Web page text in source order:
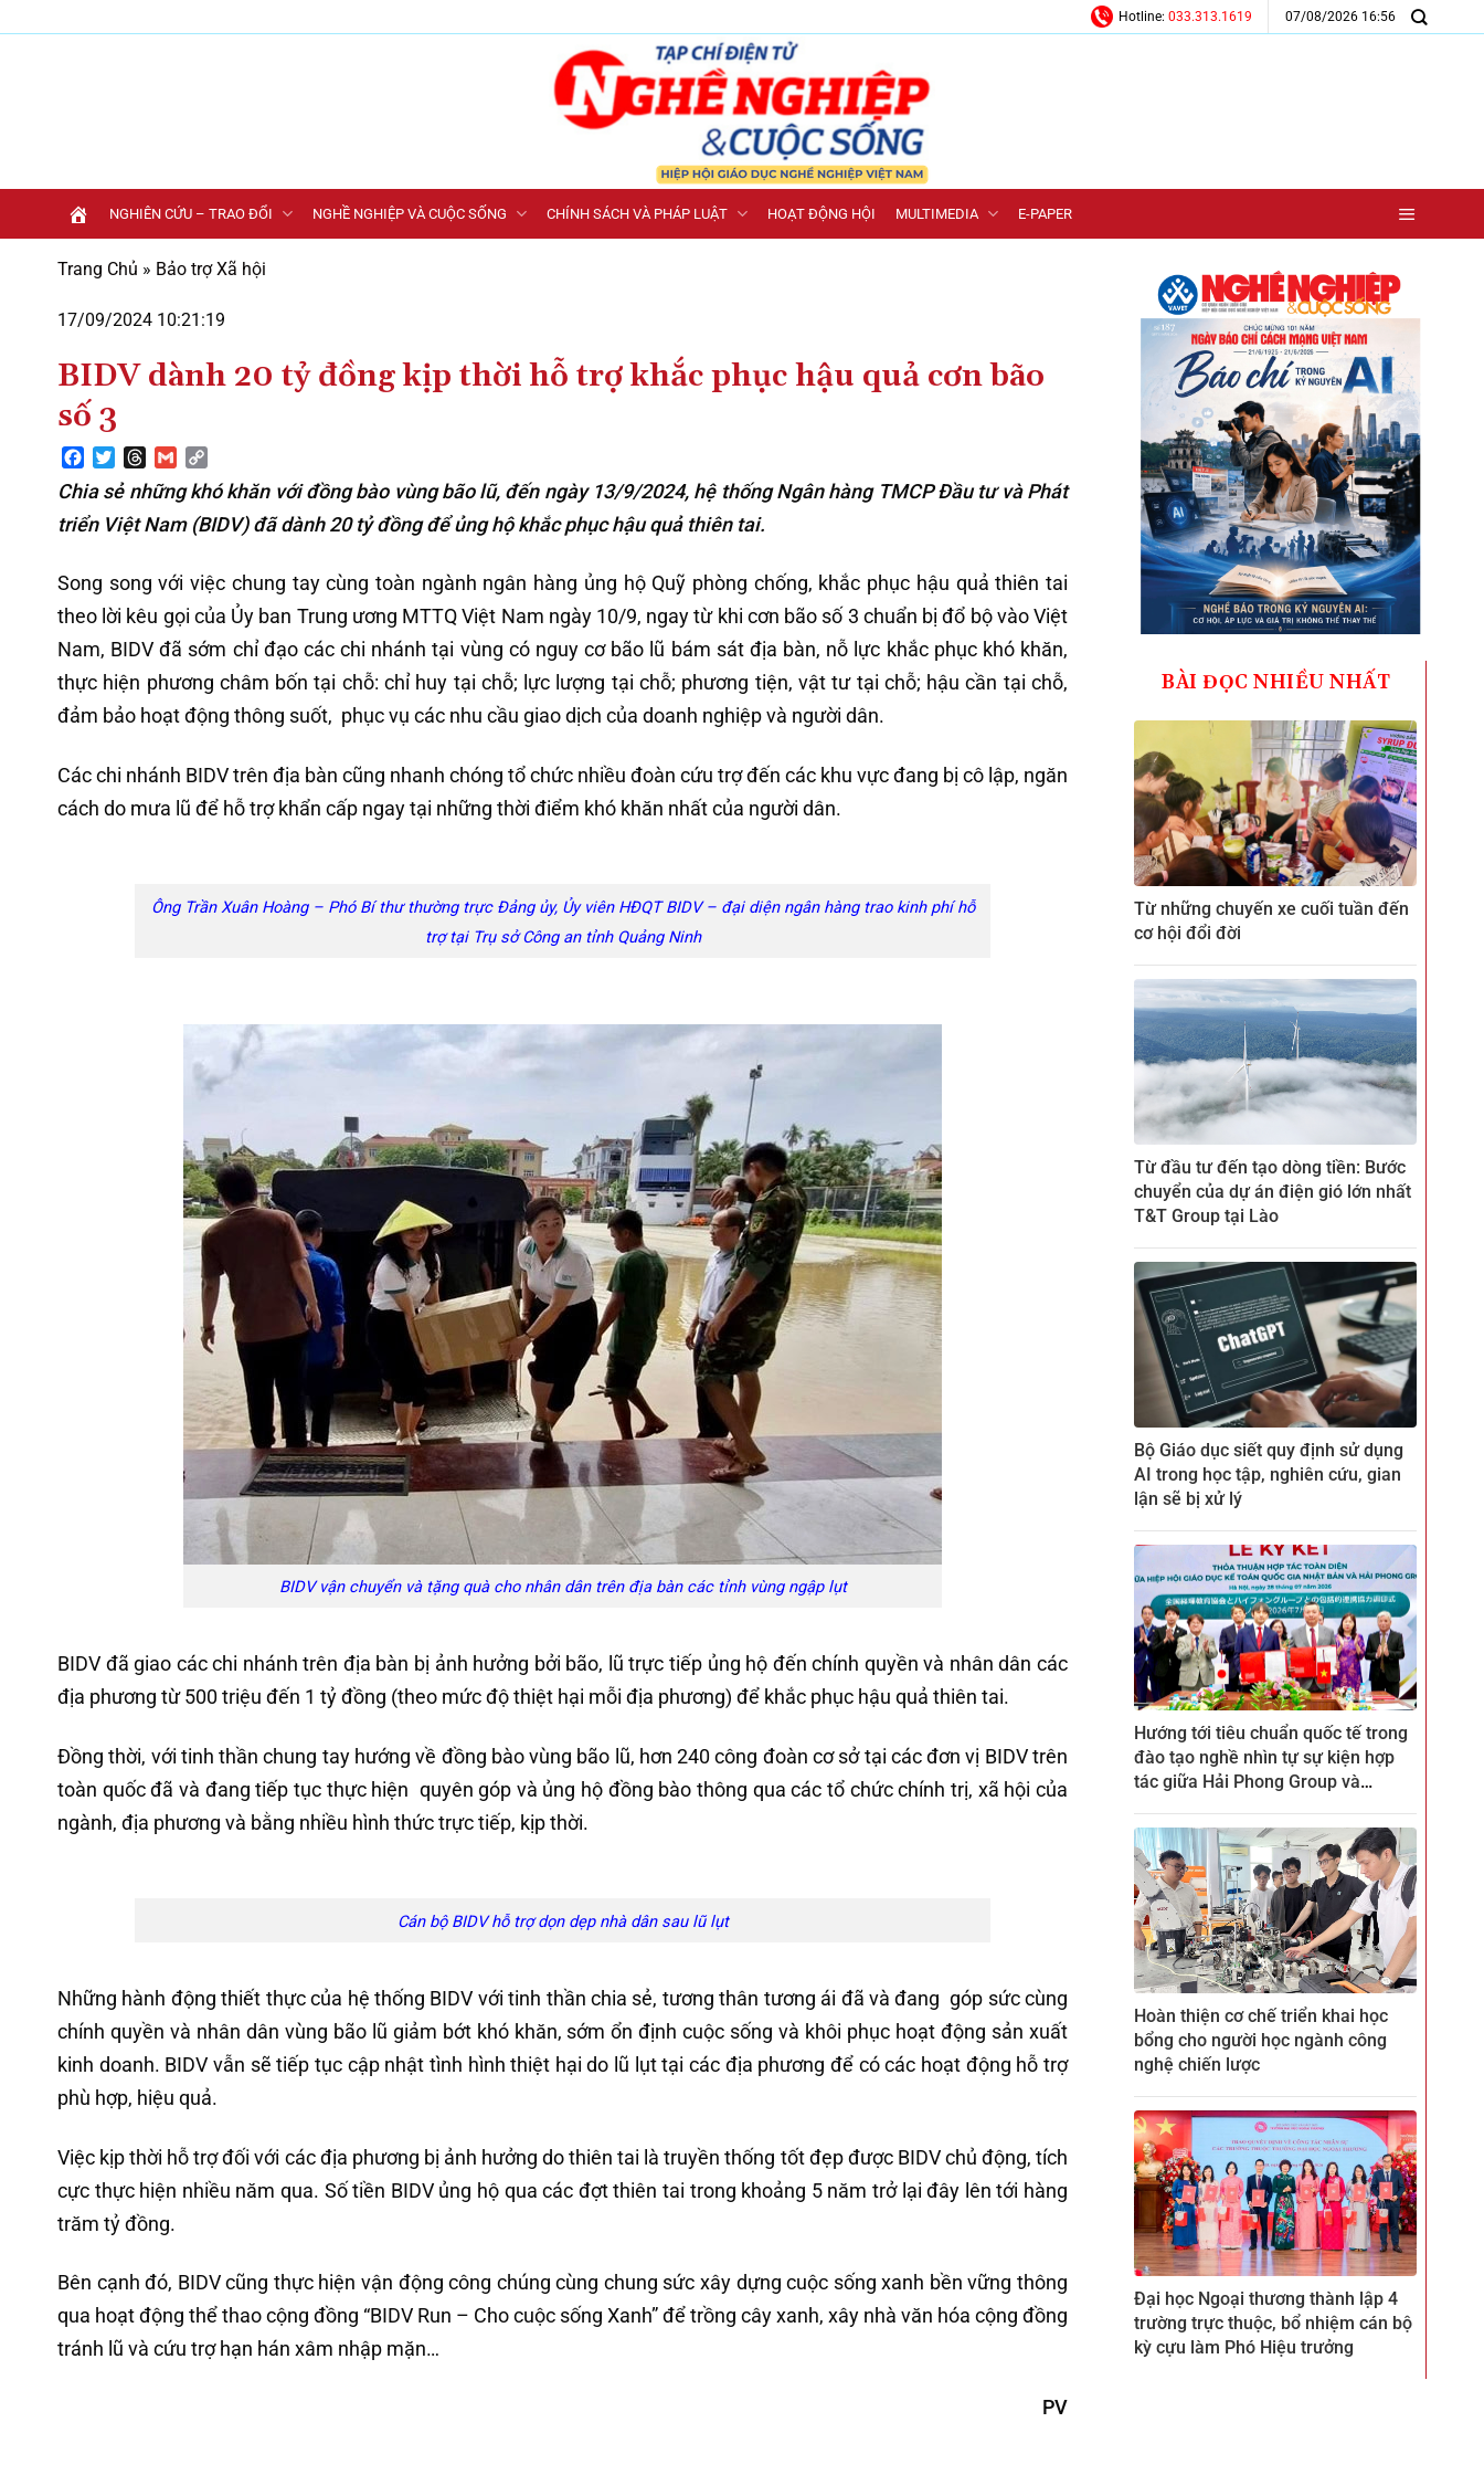
qua
Hotline: 033.313.1619 07/08/2026 16:56
NGHIÊN CỨU – TRAO ĐỔI NGHỀ NGHIỆP VÀ CUỘC SỐNG CHÍNH SÁCH VÀ PHÁP LUẬT HOẠT ĐỘNG HỘI MULTIMEDIA E-PAPER
Trang Chủ » Bảo trợ Xã hội
17/09/2024 10:21:19
BIDV dành 20 tỷ đồng kịp thời hỗ trợ khắc phục hậu quả cơn bão
số 3
Facebook
TwitterThreads
Gmail
Link
Chia sẻ những khó khăn với đồng bào vùng bão lũ, đến ngày 13/9/2024, hệ thống Ngân hàng TMCP Đầu tư và Phát
triển Việt Nam (BIDV) đã dành 20 tỷ đồng để ủng hộ khắc phục hậu quả thiên tai.
Song song với việc chung tay cùng toàn ngành ngân hàng ủng hộ Quỹ phòng chống, khắc phục hậu quả thiên tai
theo lời kêu gọi của Ủy ban Trung ương MTTQ Việt Nam ngày 10/9, ngay từ khi cơn bão số 3 chuẩn bị đổ bộ vào Việt
Nam, BIDV đã sớm chỉ đạo các chi nhánh tại vùng có nguy cơ bão lũ bám sát địa bàn, nỗ lực khắc phục khó khăn,
thực hiện phương châm bốn tại chỗ: chỉ huy tại chỗ; lực lượng tại chỗ; phương tiện, vật tư tại chỗ; hậu cần tại chỗ,
đảm bảo hoạt động thông suốt, phục vụ các nhu cầu giao dịch của doanh nghiệp và người dân.
Các chi nhánh BIDV trên địa bàn cũng nhanh chóng tổ chức nhiều đoàn cứu trợ đến các khu vực đang bị cô lập, ngăn
cách do mưa lũ để hỗ trợ khẩn cấp ngay tại những thời điểm khó khăn nhất của người dân.
Ông Trần Xuân Hoàng – Phó Bí thư thường trực Đảng ủy, Ủy viên HĐQT BIDV – đại diện ngân hàng trao kinh phí hỗ
trợ tại Trụ sở Công an tỉnh Quảng Ninh
BIDV vận chuyển và tặng quà cho nhân dân trên địa bàn các tỉnh vùng ngập lụt
BIDV đã giao các chi nhánh trên địa bàn bị ảnh hưởng bởi bão, lũ trực tiếp ủng hộ đến chính quyền và nhân dân các
địa phương từ 500 triệu đến 1 tỷ đồng (theo mức độ thiệt hại mỗi địa phương) để khắc phục hậu quả thiên tai.
Đồng thời, với tinh thần chung tay hướng về đồng bào vùng bão lũ, hơn 240 công đoàn cơ sở tại các đơn vị BIDV trên
toàn quốc đã và đang tiếp tục thực hiện quyên góp và ủng hộ đồng bào thông qua các tổ chức chính trị, xã hội của
ngành, địa phương và bằng nhiều hình thức trực tiếp, kịp thời.
Cán bộ BIDV hỗ trợ dọn dẹp nhà dân sau lũ lụt
Những hành động thiết thực của hệ thống BIDV với tinh thần chia sẻ, tương thân tương ái đã và đang góp sức cùng
chính quyền và nhân dân vùng bão lũ giảm bớt khó khăn, sớm ổn định cuộc sống và khôi phục hoạt động sản xuất
kinh doanh. BIDV vẫn sẽ tiếp tục cập nhật tình hình thiệt hại do lũ lụt tại các địa phương để có các hoạt động hỗ trợ
phù hợp, hiệu quả.
Việc kịp thời hỗ trợ đối với các địa phương bị ảnh hưởng do thiên tai là truyền thống tốt đẹp được BIDV chủ động, tích
cực thực hiện nhiều năm qua. Số tiền BIDV ủng hộ qua các đợt thiên tai trong khoảng 5 năm trở lại đây lên tới hàng
trăm tỷ đồng.
Bên cạnh đó, BIDV cũng thực hiện vận động công chúng cùng chung sức xây dựng cuộc sống xanh bền vững thông
qua hoạt động thể thao cộng đồng “BIDV Run – Cho cuộc sống Xanh” để trồng cây xanh, xây nhà văn hóa cộng đồng
tránh lũ và cứu trợ hạn hán xâm nhập mặn…
PV
BÀI ĐỌC NHIỀU NHẤT
Từ những chuyến xe cuối tuần đến
cơ hội đổi đời
Từ đầu tư đến tạo dòng tiền: Bước
chuyển của dự án điện gió lớn nhất
T&T Group tại Lào
Bộ Giáo dục siết quy định sử dụng
AI trong học tập, nghiên cứu, gian
lận sẽ bị xử lý
Hướng tới tiêu chuẩn quốc tế trong
đào tạo nghề nhìn tự sự kiện hợp
tác giữa Hải Phong Group và
Hoàn thiện cơ chế triển khai học
bổng cho người học ngành công
nghệ chiến lược
Đại học Ngoại thương thành lập 4
trường trực thuộc, bổ nhiệm cán bộ
kỳ cựu làm Phó Hiệu trưởng